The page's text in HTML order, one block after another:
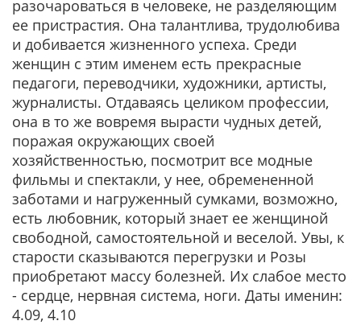
разочароваться в человеке, не разделяющим
ее пристрастия. Она талантлива, трудолюбива
и добивается жизненного успеха. Среди
женщин с этим именем есть прекрасные
педагоги, переводчики, художники, артисты,
журналисты. Отдаваясь целиком профессии,
она в то же вовремя вырасти чудных детей,
поражая окружающих своей
хозяйственностью, посмотрит все модные
фильмы и спектакли, у нее, обремененной
заботами и нагруженный сумками, возможно,
есть любовник, который знает ее женщиной
свободной, самостоятельной и веселой. Увы, к
старости сказываются перегрузки и Розы
приобретают массу болезней. Их слабое место
- сердце, нервная система, ноги. Даты именин:
4.09, 4.10